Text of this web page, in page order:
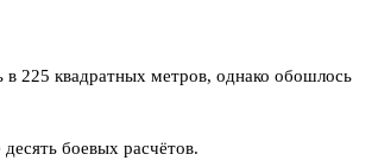
225 квадратных метров, однако обошлось
боевых расчётов.